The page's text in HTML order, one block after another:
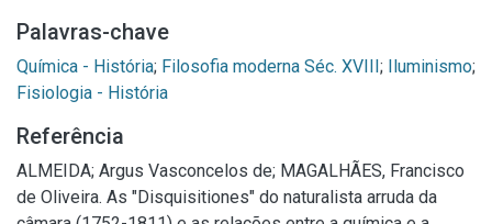
Palavras-chave
Química - História; Filosofia moderna Séc. XVIII; Iluminismo;
Fisiologia - História
Referência
ALMEIDA; Argus Vasconcelos de; MAGALHÃES, Francisco
de Oliveira. As "Disquisitiones" do naturalista arruda da